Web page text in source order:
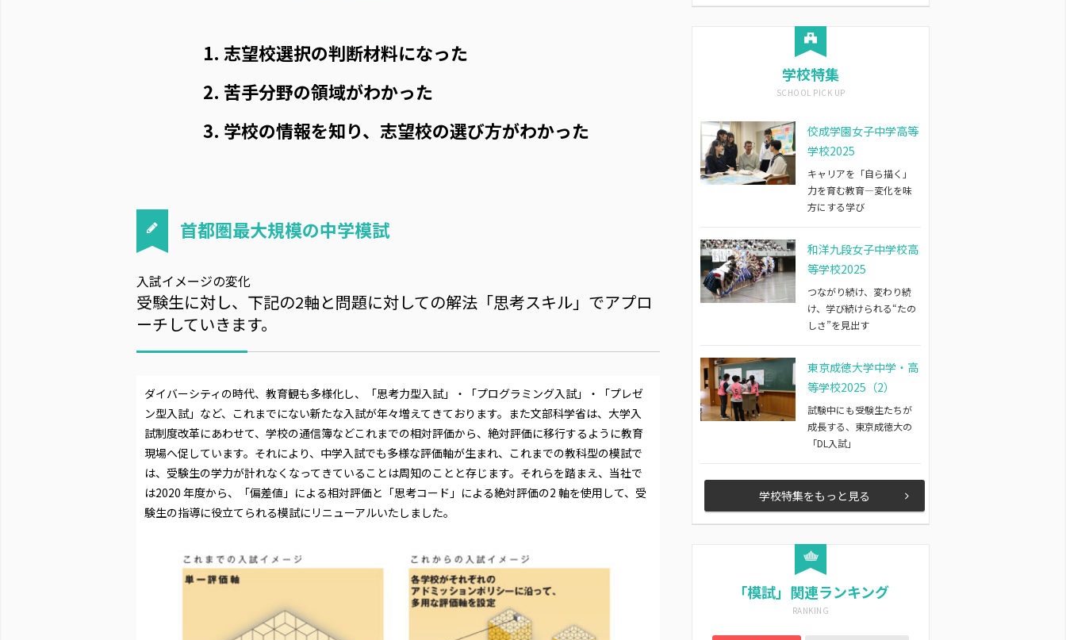
志望校選択の判断材料になった
苦手分野の領域がわかった
学校の情報を知り、志望校の選び方がわかった
首都圏最大規模の中学模試
入試イメージの変化
受験生に対し、下記の2軸と問題に対しての解法「思考スキル」でアプロ
ーチしていきます。
ダイバーシティの時代、教育観も多様化し、「思考力型入試」・「プログラミング入試」・「プレゼ
ン型入試」など、これまでにない新たな入試が年々増えてきております。また文部科学省は、大学入
試制度改革にあわせて、学校の通信簿などこれまでの相対評価から、絶対評価に移行するように教育
現場へ促しています。それにより、中学入試でも多様な評価軸が生まれ、これまでの教科型の模試で
は、受験生の学力が計れなくなってきていることは周知のことと存じます。それらを踏まえ、当社で
は2020 年度から、「偏差値」による相対評価と「思考コード」による絶対評価の2 軸を使用して、受
験生の指導に役立てられる模試にリニューアルいたしました。
学校特集
佼成学園女子中学高等
学校2025
キャリアを「自ら描く」
力を育む教育―変化を味
方にする学び
和洋九段女子中学校高
等学校2025
つながり続け、変わり続
け、学び続けられる“たの
しさ”を見出す
東京成徳大学中学・高
等学校2025（2）
試験中にも受験生たちが
成長する、東京成徳大の
「DL入試」
学校特集をもっと見る
「模試」関連ランキング